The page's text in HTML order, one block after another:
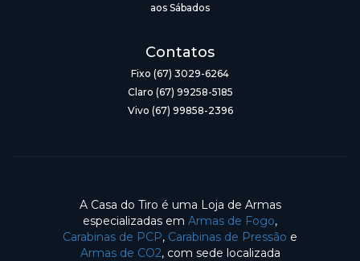
aos Sábados
Contatos
Fixo (67) 3029-6264
Claro (67) 99258-5185
Vivo (67) 99858-2396
A Casa do Tiro é uma Loja de Armas
especializadas em Armas de Fogo,
Carabinas de PCP, Carabinas de Pressão e
Armas de CO2, com sede localizada